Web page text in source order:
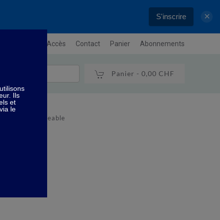
S'inscrire ✕
Plan / Accès Contact Panier Abonnements
Panier - 0,00 CHF
Téléchargeable